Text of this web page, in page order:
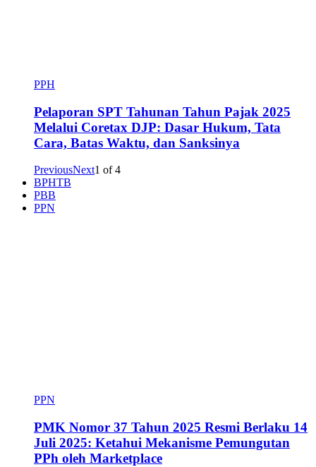
PPH
Pelaporan SPT Tahunan Tahun Pajak 2025
Melalui Coretax DJP: Dasar Hukum, Tata
Cara, Batas Waktu, dan Sanksinya
PreviousNext1 of4
BPHTB
PBB
PPN
PPN
PMK Nomor 37 Tahun 2025 Resmi Berlaku 14
Juli 2025: Ketahui Mekanisme Pemungutan
PPh oleh Marketplace